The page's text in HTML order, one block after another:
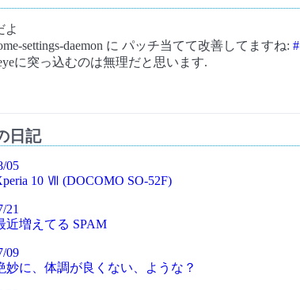
よ
settings-daemon に パッチ当てて改善してますね:
に突っ込むのは無理だと思います.
日記
05
10 Ⅶ (DOCOMO SO-52F)
21
近増えてる SPAM
09
妙に、体調が良くない、ような？